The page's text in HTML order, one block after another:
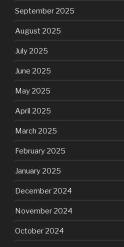
September 2025
August 2025
July 2025
June 2025
May 2025
April 2025
March 2025
February 2025
January 2025
December 2024
November 2024
October 2024